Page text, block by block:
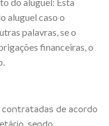
aluguel caso o
palavras, se o
financeiras, o
de acordo
sendo